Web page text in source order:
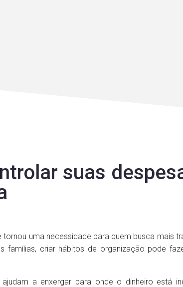
suas
uma necessidade para quem busca mais
famílias, criar hábitos de organização pode
a enxergar para onde o dinheiro está